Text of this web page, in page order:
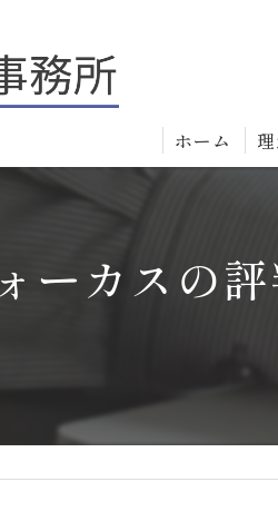
ホーム
ーカスの